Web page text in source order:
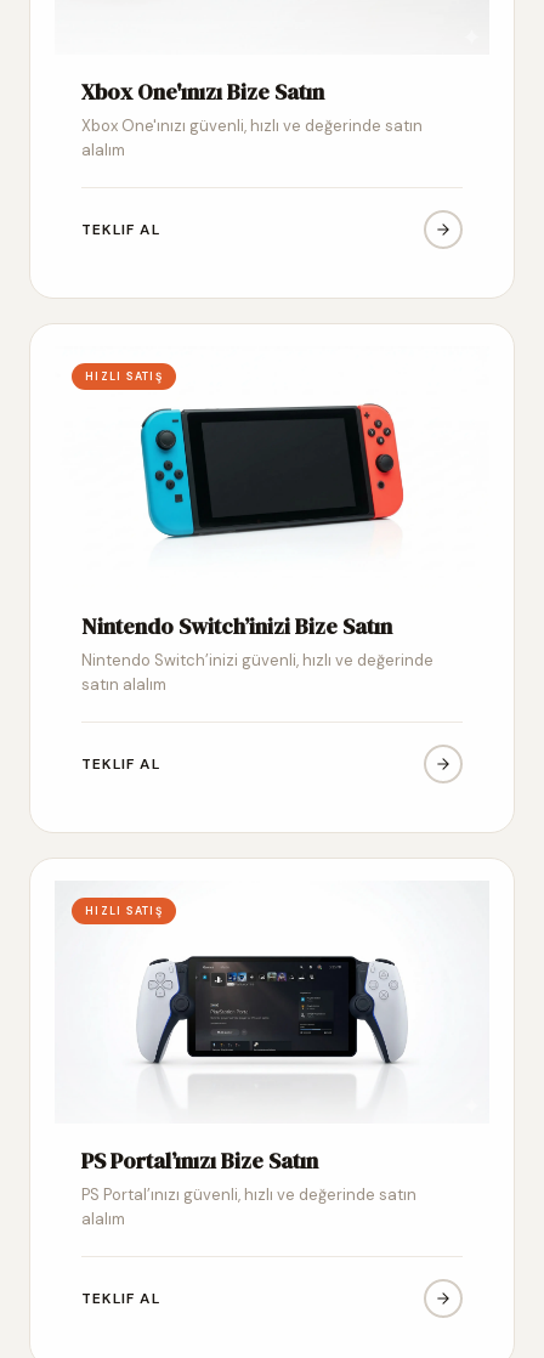
Xbox One'ınızı Bize Satın
Xbox One'ınızı güvenli, hızlı ve değerinde satın
alalım
TEKLIF AL
HIZLI SATIŞ
Nintendo Switch’inizi Bize Satın
Nintendo Switch’inizi güvenli, hızlı ve değerinde
satın alalım
TEKLIF AL
HIZLI SATIŞ
PS Portal’ınızı Bize Satın
PS Portal’ınızı güvenli, hızlı ve değerinde satın
alalım
TEKLIF AL